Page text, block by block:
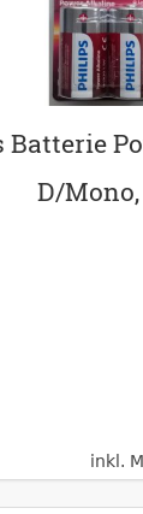
Batterie
D/Mono,
inkl.